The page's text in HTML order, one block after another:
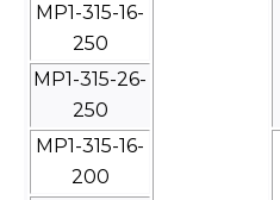
МР1-315-16-
250
МР1-315-26-
250
МР1-315-16-
200